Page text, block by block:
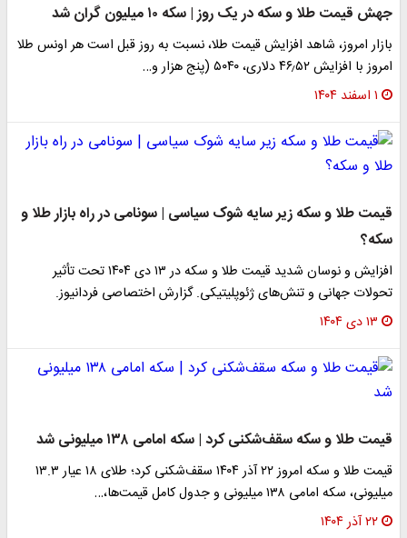
جهش قیمت طلا و سکه در یک روز | سکه ۱۰ میلیون گران شد
بازار امروز، شاهد افزایش قیمت‌‌‌‌ طلا، نسبت به روز قبل است هر اونس طلا
امروز با افزایش ۴۶٫۵۲ دلاری، ۵۰۴۰ (پنج هزار و…
۱ اسفند ۱۴۰۴
قیمت طلا و سکه زیر سایه شوک سیاسی | سونامی در راه بازار طلا و
سکه؟
افزایش و نوسان شدید قیمت طلا و سکه در ۱۳ دی ۱۴۰۴ تحت تأثیر
تحولات جهانی و تنش‌های ژئوپلیتیکی. گزارش اختصاصی فردانیوز.
۱۳ دی ۱۴۰۴
قیمت طلا و سکه سقف‌شکنی کرد | سکه امامی ۱۳۸ میلیونی شد
قیمت طلا و سکه امروز ۲۲ آذر ۱۴۰۴ سقف‌شکنی کرد؛ طلای ۱۸ عیار ۱۳.۳
میلیونی، سکه امامی ۱۳۸ میلیونی و جدول کامل قیمت‌ها،…
۲۲ آذر ۱۴۰۴